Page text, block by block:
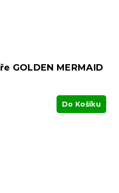
GOLDEN MERMAID
Do Košíku